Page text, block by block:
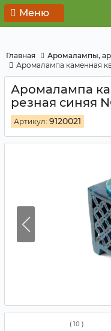
Меню
Главная Аромалампы,
Аромалампа каменная
Аромалампа
резная синяя
Артикул: 9120021
( 10 )